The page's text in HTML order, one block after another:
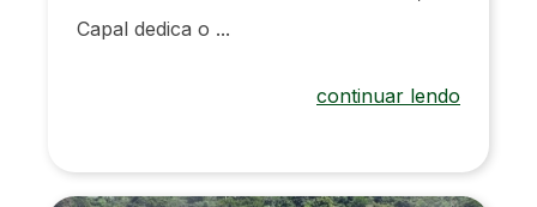
Capal dedica o ...
continuar lendo